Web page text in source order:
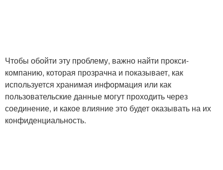
Чтобы обойти эту проблему, важно найти прокси-
компанию, которая прозрачна и показывает, как
используется хранимая информация или как
пользовательские данные могут проходить через
соединение, и какое влияние это будет оказывать на их
конфиденциальность.